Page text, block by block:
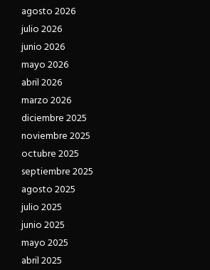
agosto 2026
julio 2026
junio 2026
mayo 2026
abril 2026
marzo 2026
diciembre 2025
noviembre 2025
octubre 2025
septiembre 2025
agosto 2025
julio 2025
junio 2025
mayo 2025
abril 2025